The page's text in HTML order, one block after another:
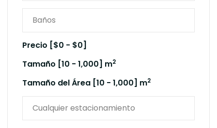
Precio [$0 - $0]
Tamaño [10 - 1,000] m2
Tamaño del Área [10 - 1,000] m2